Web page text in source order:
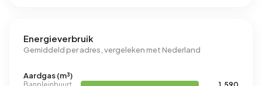
Energieverbruik
Gemiddeld per adres, vergeleken met Nederland
Aardgas (m³)